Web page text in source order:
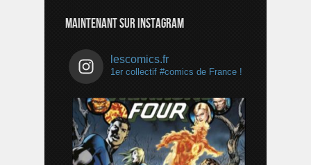
MAINTENANT SUR INSTAGRAM
lescomics.fr
1er collectif #comics de France !